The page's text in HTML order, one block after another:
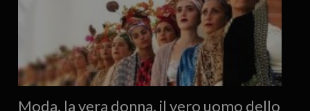
Moda, la vera donna, il vero uomo dello